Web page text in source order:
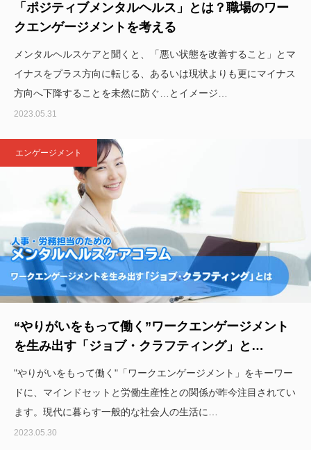
「ポジティブメンタルヘルス」とは？職場のワー
クエンゲージメントを考える
メンタルヘルスケアと聞くと、「悪い状態を改善すること」とマ
イナスをプラス方向に転じる、あるいは現状よりも更にマイナス
方向へ下降することを未然に防ぐ…とイメージ…
2023.05.31
エンゲージメント
“やりがいをもって働く”ワークエンゲージメント
を生み出す「ジョブ・クラフティング」と…
"やりがいをもって働く"「ワークエンゲージメント」をキーワー
ドに、マインドセットと労働生産性との関係が昨今注目されてい
ます。現代に暮らす一般的な社会人の生活に…
2023.05.30